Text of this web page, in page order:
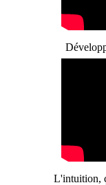
L'intuition,